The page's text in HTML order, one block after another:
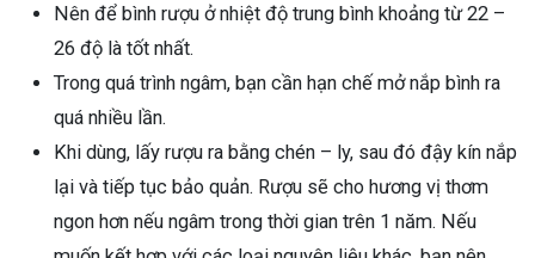
Nên để bình rượu ở nhiệt độ trung bình khoảng từ 22 –
26 độ là tốt nhất.
Trong quá trình ngâm, bạn cần hạn chế mở nắp bình ra
quá nhiều lần.
Khi dùng, lấy rượu ra bằng chén – ly, sau đó đậy kín nắp
lại và tiếp tục bảo quản. Rượu sẽ cho hương vị thơm
ngon hơn nếu ngâm trong thời gian trên 1 năm. Nếu